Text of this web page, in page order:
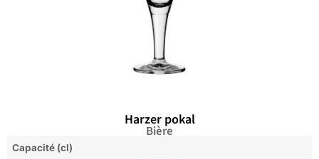
Harzer pokal
Bière
Capacité (cl)